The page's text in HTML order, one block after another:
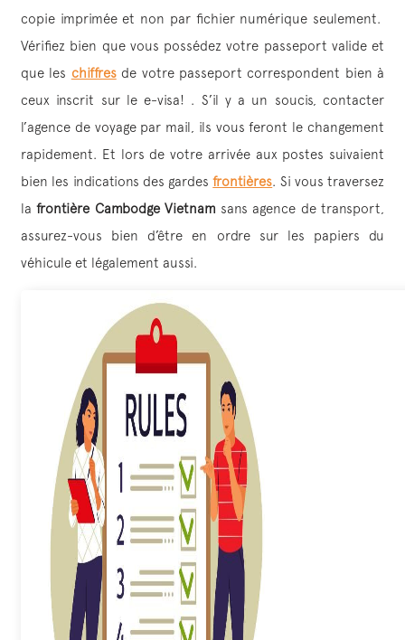
copie imprimée et non par fichier numérique seulement.
Vérifiez bien que vous possédez votre passeport valide et
que les chiffresde votre passeport correspondent bien à
ceux inscrit sur le e-visa! . S’il y a un soucis, contacter
l’agence de voyage par mail, ils vous feront le changement
rapidement. Et lors de votre arrivée aux postes suivaient
bien les indications des gardesfrontières. Si vous traversez
lafrontière Cambodge Vietnam sans agence de transport,
assurez-vous bien d’être en ordre sur les papiers du
véhicule et légalement aussi.